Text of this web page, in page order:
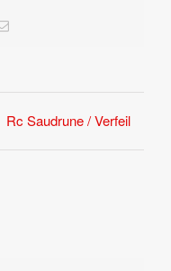
Email
Rc Saudrune / Verfeil